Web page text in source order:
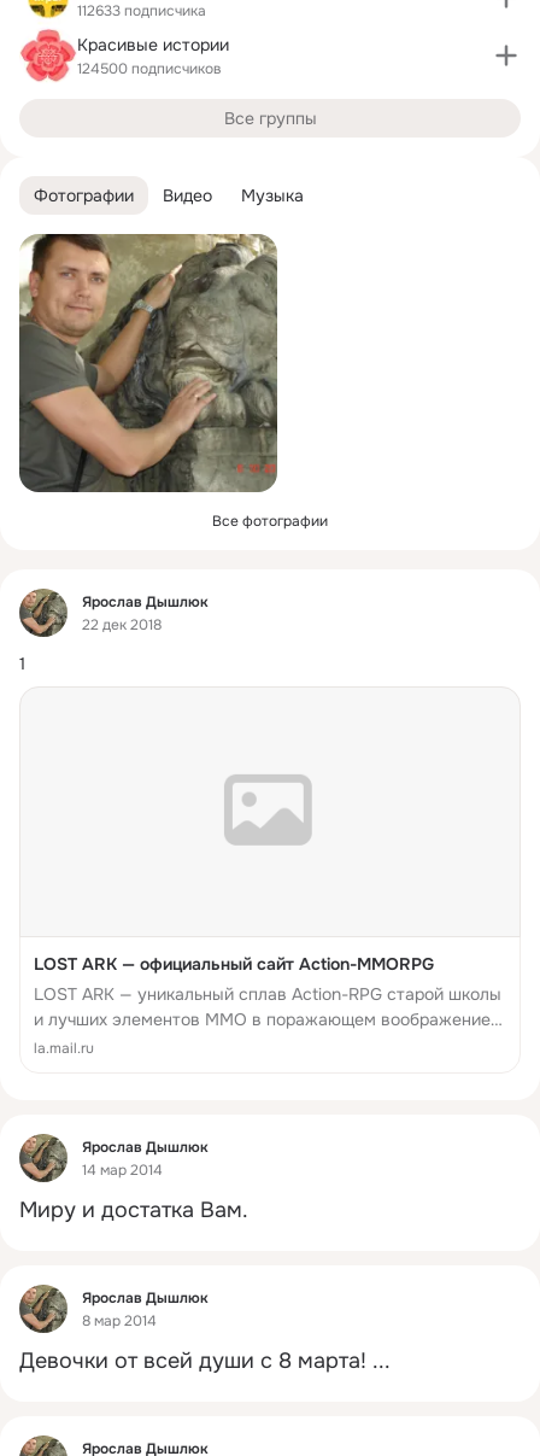
Фотографии Видео Музыка
Все фотографии
Фид
Ярослав Дышлюк
22 дек 2018
1
LOST ARK — официальный сайт Action-MMORPG
LOST ARK — уникальный сплав Action-RPG старой школы
и лучших элементов MMO в поражающем воображение
мире, полном приключений и возможностей!
la.mail.ru
Фид
Ярослав Дышлюк
14 мар 2014
Миру и достатка Вам.
Фид
Ярослав Дышлюк
8 мар 2014
Девочки от всей души с 8 марта! ...
Фид
Ярослав Дышлюк
112633 подписчика
Красивые истории
124500 подписчиков
Все группы